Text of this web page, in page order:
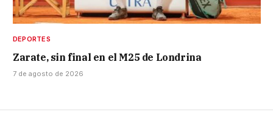
DEPORTES
Zarate, sin final en el M25 de Londrina
7 de agosto de 2026